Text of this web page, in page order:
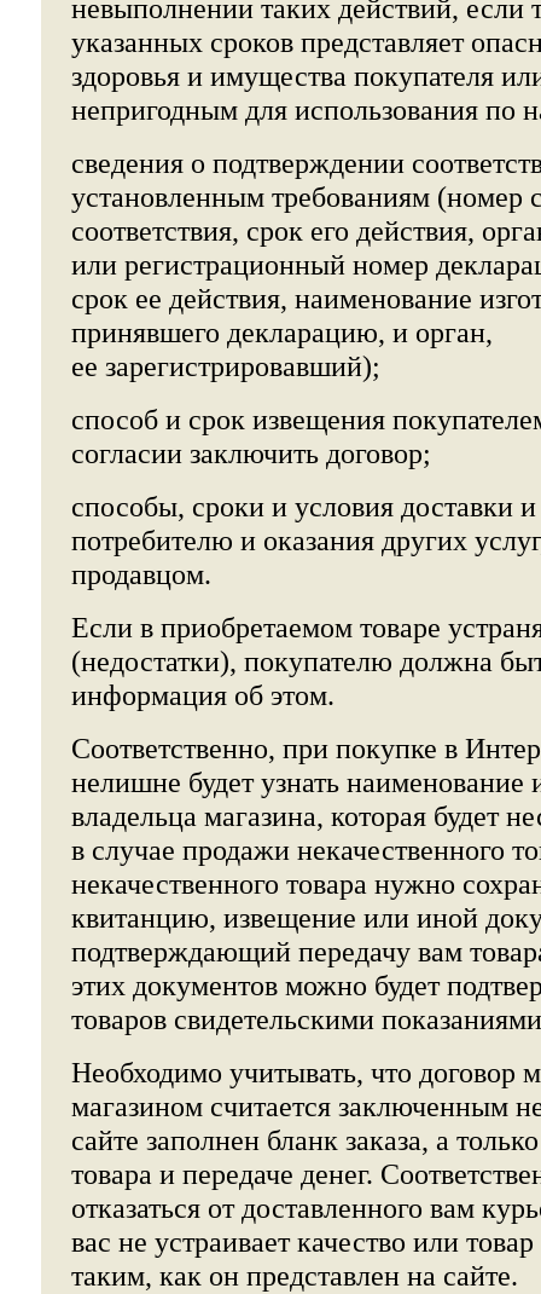
невыполнении таких действий, если
указанных сроков представляет
здоровья и имущества покупателя
непригодным для использования по
сведения о подтверждении
установленным требованиям (номер
соответствия, срок его действия,
или регистрационный номер
срок ее действия, наименование
принявшего декларацию, и орган,
ее зарегистрировавший);
способ и срок извещения
согласии заключить договор;
способы, сроки и условия доставки
потребителю и оказания других
продавцом.
Если в приобретаемом товаре
(недостатки), покупателю должна
информация об этом.
Соответственно, при покупке в
нелишне будет узнать
владельца магазина, которая будет
в случае продажи некачественного
некачественного товара нужно
квитанцию, извещение или иной
подтверждающий передачу вам
этих документов можно будет
товаров свидетельскими
Необходимо учитывать, что договор
магазином считается заключенным
сайте заполнен бланк заказа, а
товара и передаче денег.
отказаться от доставленного вам
вас не устраивает качество или
таким, как он представлен на сайте.